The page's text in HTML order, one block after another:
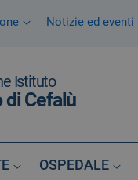
Notizie ed eventi
Istituto
di Cefalù
OSPEDALE